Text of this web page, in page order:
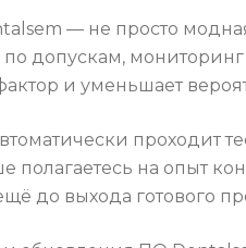
— не просто
по допускам,
и уменьшает
проходит
полагаетесь на опыт
до выхода готового